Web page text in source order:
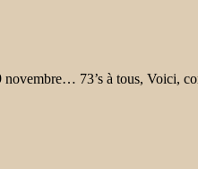
73’s à tous, Voici,